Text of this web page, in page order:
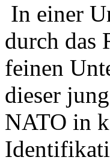
In einer
durch das
feinen
dieser
NATO in